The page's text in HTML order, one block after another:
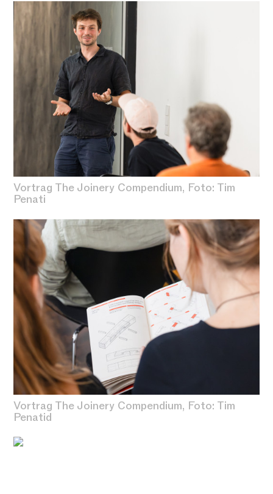
Vortrag The Joinery Compendium, Foto: Tim
Penati
Vortrag The Joinery Compendium, Foto: Tim
Penatid